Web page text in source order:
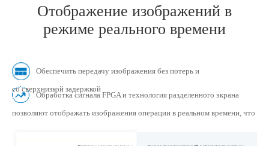
Отображение изображений в
режиме реального времени
Обеспечить передачу изображения без потерь и
со сверхнизкой задержкой
Обработка сигнала FPGA и технология разделенного экрана
позволяют отображать изображения операции в реальном времени, что